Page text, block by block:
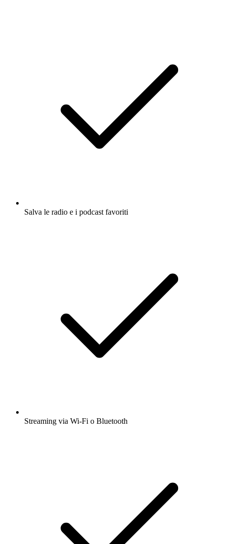
Salva le radio e i podcast favoriti
Streaming via Wi-Fi o Bluetooth